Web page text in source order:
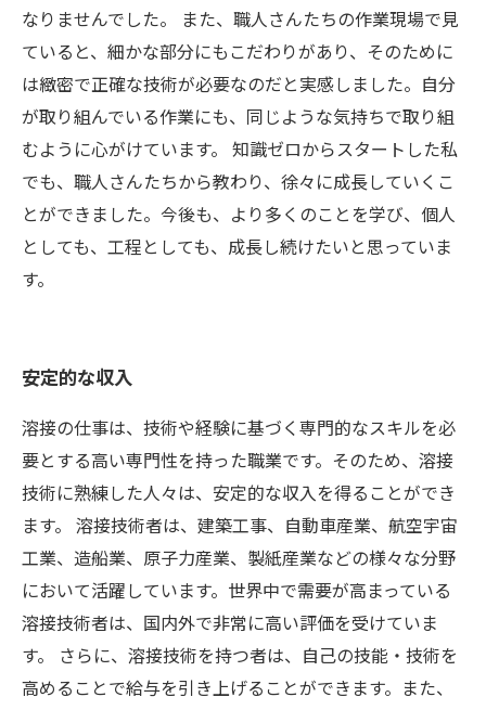
なりませんでした。 また、職人さんたちの作業現場で見
ていると、細かな部分にもこだわりがあり、そのために
は緻密で正確な技術が必要なのだと実感しました。自分
が取り組んでいる作業にも、同じような気持ちで取り組
むように心がけています。 知識ゼロからスタートした私
でも、職人さんたちから教わり、徐々に成長していくこ
とができました。今後も、より多くのことを学び、個人
としても、工程としても、成長し続けたいと思っていま
す。
安定的な収入
溶接の仕事は、技術や経験に基づく専門的なスキルを必
要とする高い専門性を持った職業です。そのため、溶接
技術に熟練した人々は、安定的な収入を得ることができ
ます。 溶接技術者は、建築工事、自動車産業、航空宇宙
工業、造船業、原子力産業、製紙産業などの様々な分野
において活躍しています。世界中で需要が高まっている
溶接技術者は、国内外で非常に高い評価を受けていま
す。 さらに、溶接技術を持つ者は、自己の技能・技術を
高めることで給与を引き上げることができます。また、